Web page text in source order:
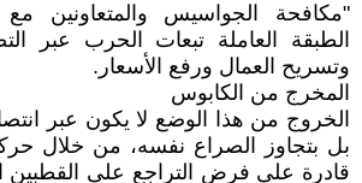
"مكافحة الجواسيس والمتعاونين
الطبقة العاملة تبعات الحرب عبر
وتسريح العمال ورفع الأسعار.
المخرج من الكابوس
الخروج من هذا الوضع لا يكون عبر
بل بتجاوز الصراع نفسه، من خلال
قادرة على فرض التراجع على